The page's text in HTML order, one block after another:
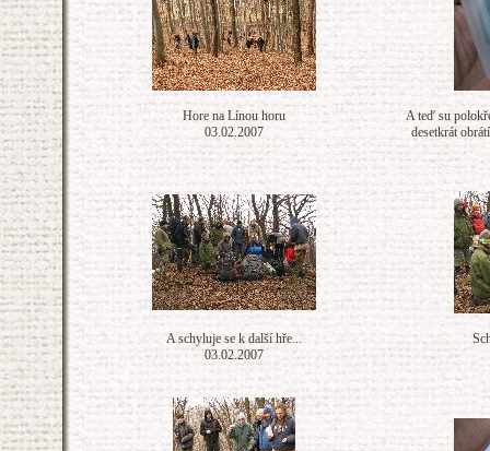
Hore na Línou horu
03.02.2007
A teď su
desetkrát
A schyluje se k další hře...
03.02.2007